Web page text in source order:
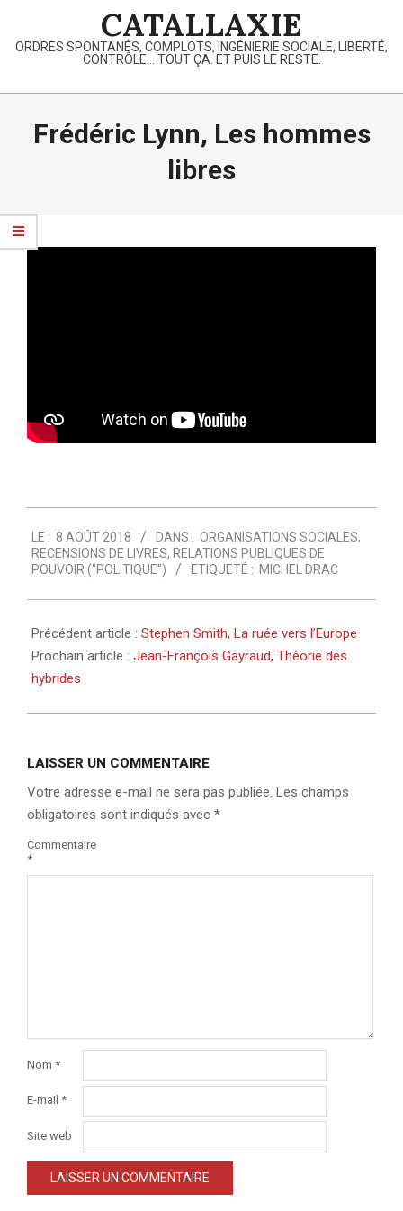
content
CATALLAXIE
ORDRES SPONTANÉS, COMPLOTS, INGÉNIERIE SOCIALE, LIBERTÉ,
CONTRÔLE… TOUT ÇA. ET PUIS LE RESTE.
Primary
Frédéric Lynn, Les hommes
libres
08-
08
LE : 8 AOÛT 2018 DANS : ORGANISATIONS SOCIALES,
RECENSIONS DE LIVRES, RELATIONS PUBLIQUES DE
POUVOIR ("POLITIQUE")
ETIQUETÉ : MICHEL DRAC
Précédent article : Stephen Smith, La ruée vers l’Europe
Prochain article : Jean-François Gayraud, Théorie des
hybrides
LAISSER UN COMMENTAIRE
Votre adresse e-mail ne sera pas publiée. Les champs
obligatoires sont indiqués avec *
Commentaire
*
Nom *
E-mail *
Site web